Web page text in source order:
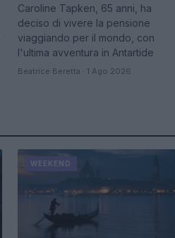
Caroline Tapken, 65 anni, ha
deciso di vivere la pensione
viaggiando per il mondo, con
l'ultima avventura in Antartide
Beatrice Beretta · 1 Ago 2026
WEEKEND